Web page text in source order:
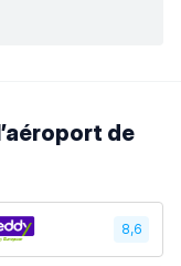
de
8,6